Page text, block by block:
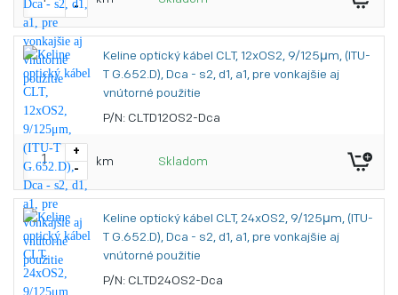
-
Keline optický kábel CLT, 12xOS2, 9/125μm, (ITU-
T G.652.D), Dca - s2, d1, a1, pre vonkajšie aj
vnútorné použitie
P/N: CLTD12OS2-Dca
+
-
km Skladom
Keline optický kábel CLT, 24xOS2, 9/125μm, (ITU-
T G.652.D), Dca - s2, d1, a1, pre vonkajšie aj
vnútorné použitie
P/N: CLTD24OS2-Dca